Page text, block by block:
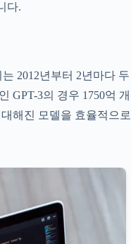
다.
2012년부터 2년마다 두
GPT-3의 경우 1750억 개
해진 모델을 효율적으로